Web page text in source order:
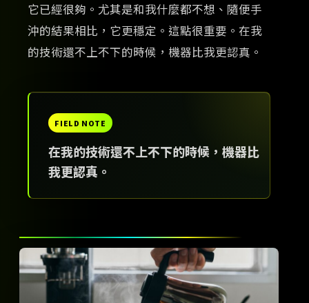
它已經很夠。尤其是和我什麼都不想、隨便手
沖的結果相比，它更穩定。這點很重要。在我
的技術還不上不下的時候，機器比我更認真。
在我的技術還不上不下的時候，機器比
我更認真。